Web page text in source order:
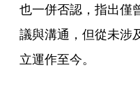
也一併否認，指出僅
議與溝通，但從未涉
立運作至今。